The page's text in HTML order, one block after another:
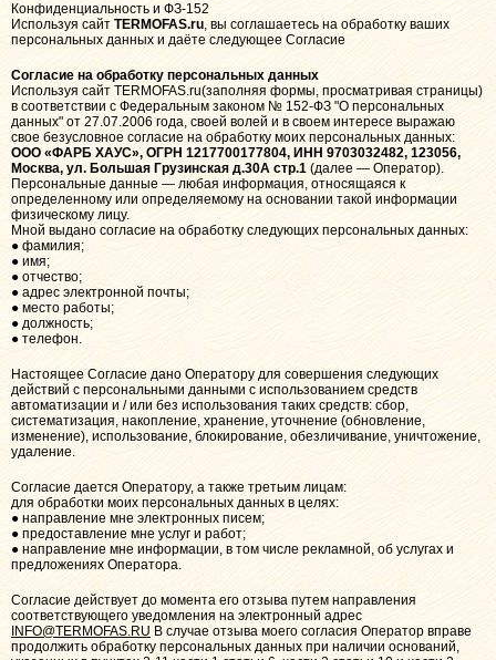
Конфиденциальность и ФЗ-152
Используя сайт TERMOFAS.ru, вы соглашаетесь на обработку ваших
персональных данных и даёте следующее Согласие
Согласие на обработку персональных данных
Используя сайт TERMOFAS.ru(заполняя формы, просматривая страницы)
в соответствии с Федеральным законом № 152-ФЗ "О персональных
данных" от 27.07.2006 года, своей волей и в своем интересе выражаю
свое безусловное согласие на обработку моих персональных данных:
ООО «ФАРБ ХАУС», ОГРН 1217700177804, ИНН 9703032482, 123056,
Москва, ул. Большая Грузинская д.30А стр.1 (далее — Оператор).
Персональные данные — любая информация, относящаяся к
определенному или определяемому на основании такой информации
физическому лицу.
Мной выдано согласие на обработку следующих персональных данных:
● фамилия;
● имя;
● отчество;
● адрес электронной почты;
● место работы;
● должность;
● телефон.
Настоящее Согласие дано Оператору для совершения следующих
действий с персональными данными с использованием средств
автоматизации и / или без использования таких средств: сбор,
систематизация, накопление, хранение, уточнение (обновление,
изменение), использование, блокирование, обезличивание, уничтожение,
удаление.
Согласие дается Оператору, а также третьим лицам:
для обработки моих персональных данных в целях:
● направление мне электронных писем;
● предоставление мне услуг и работ;
● направление мне информации, в том числе рекламной, об услугах и
предложениях Оператора.
Согласие действует до момента его отзыва путем направления
соответствующего уведомления на электронный адрес
INFO@TERMOFAS.RUВ случае отзыва моего согласия Оператор вправе
продолжить обработку персональных данных при наличии оснований,